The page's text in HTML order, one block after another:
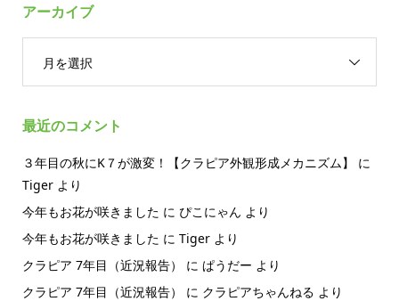
アーカイブ
月を選択
最近のコメント
３年目の秋にK７が激変！【クラピア外観形成メカニズム】
に
Tigerより
今年もお花が咲きました に ぴこにゃん より
今年もお花が咲きました に Tigerより
クラピア 7年目（近況報告）
に ぱうだー より
クラピア 7年目（近況報告）
に クラピアちゃんねる より